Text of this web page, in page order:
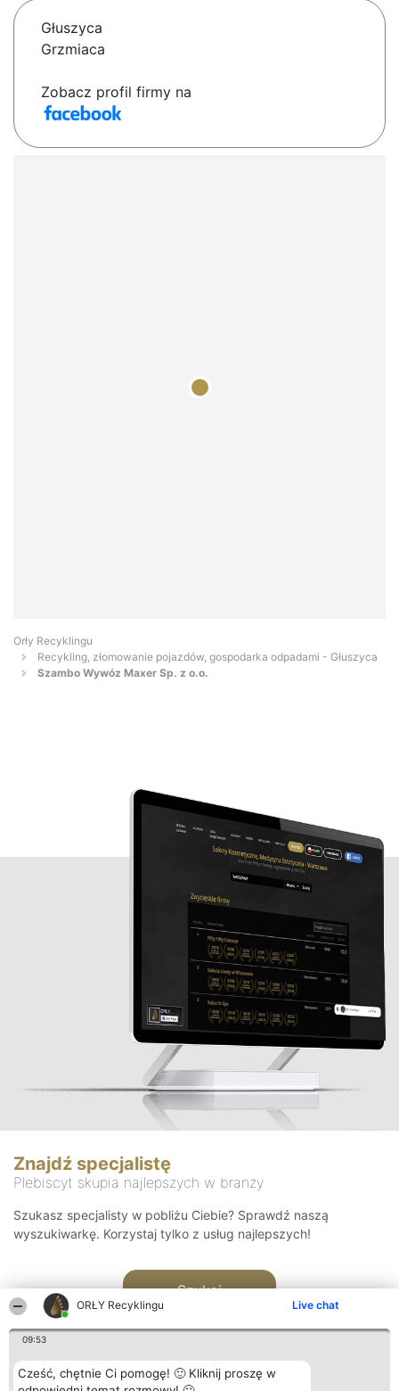
ORŁY Recyklingu Live chat
09:53
Cześć, chętnie Ci pomogę! 🙂 Kliknij proszę w
Głuszyca
Grzmiaca
Zobacz profil firmy na
Orły Recyklingu
Recykling, złomowanie pojazdów, gospodarka odpadami - Głuszyca
Szambo Wywóz Maxer Sp. z o.o.
Znajdź specjalistę
Plebiscyt skupia najlepszych w branży
Szukasz specjalisty w pobliżu Ciebie? Sprawdź naszą
wyszukiwarkę. Korzystaj tylko z usług najlepszych!
Szukaj